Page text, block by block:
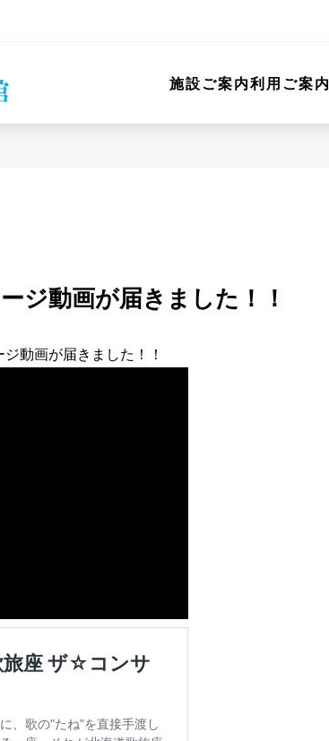
施設ご案内利用ご案内
ジ動画が届きました！！
動画が届きました！！